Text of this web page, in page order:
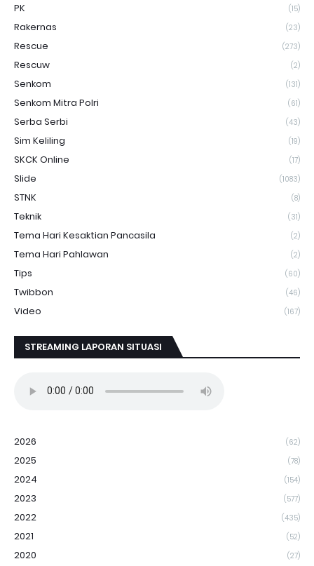
PK (15)
Rakernas (23)
Rescue (273)
Rescuw (2)
Senkom (131)
Senkom Mitra Polri (61)
Serba Serbi (43)
Sim Keliling (19)
SKCK Online (17)
Slide (1083)
STNK (8)
Teknik (31)
Tema Hari Kesaktian Pancasila (2)
Tema Hari Pahlawan (2)
Tips (60)
Twibbon (46)
Video (167)
STREAMING LAPORAN SITUASI
2026 (62)
2025 (78)
2024 (154)
2023 (577)
2022 (435)
2021 (52)
2020 (27)